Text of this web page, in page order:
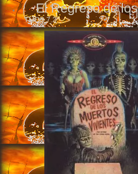
El Regreso de
TMDB7.2